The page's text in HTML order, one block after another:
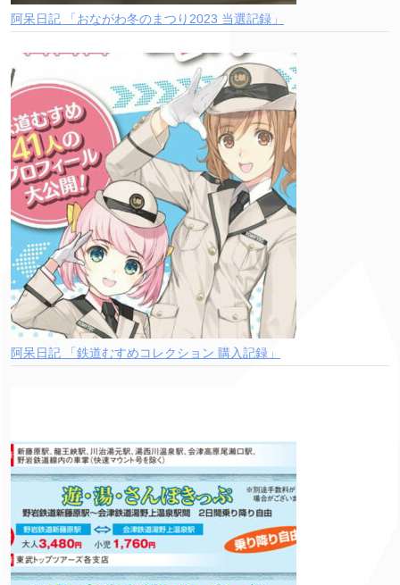
阿呆日記 「おながわ冬のまつり2023 当選記録」
阿呆日記 「鉄道むすめコレクション 購入記録」